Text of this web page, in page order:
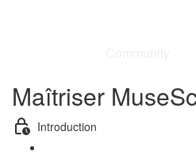
Maîtriser
Introduction